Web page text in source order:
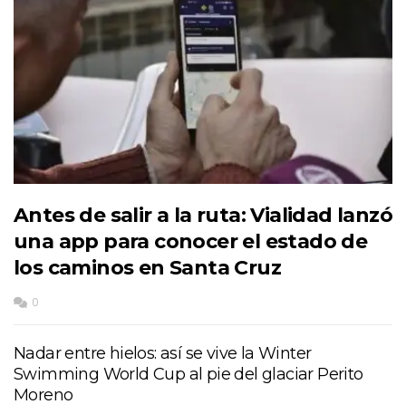
Antes de salir a la ruta: Vialidad lanzó
una app para conocer el estado de
los caminos en Santa Cruz
0
Nadar entre hielos: así se vive la Winter
Swimming World Cup al pie del glaciar Perito
Moreno